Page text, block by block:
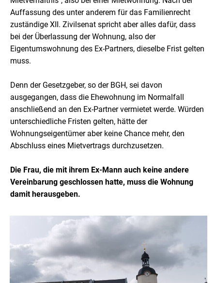
Auffassung des unter anderem für das Familienrecht
zuständige XII. Zivilsenat spricht aber alles dafür, dass
bei der Überlassung der Wohnung, also der
Eigentumswohnung des Ex-Partners, dieselbe Frist gelten
muss.
Denn der Gesetzgeber, so der BGH, sei davon
ausgegangen, dass die Ehewohnung im Normalfall
anschließend an den Ex-Partner vermietet werde. Würden
unterschiedliche Fristen gelten, hätte der
Wohnungseigentümer aber keine Chance mehr, den
Abschluss eines Mietvertrags durchzusetzen.
Die Frau, die mit ihrem Ex-Mann auch keine andere
Vereinbarung geschlossen hatte, muss die Wohnung
damit herausgeben.